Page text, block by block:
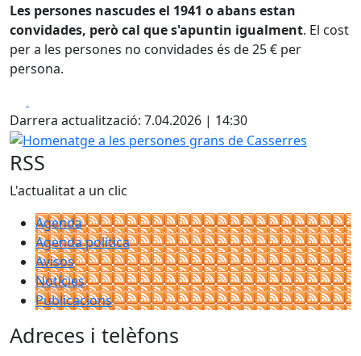
Les persones nascudes el 1941 o abans estan
convidades, però cal que s'apuntin igualment. El cost
per a les persones no convidades és de 25 € per
persona.
Darrera actualització: 7.04.2026 | 14:30
Homenatge a les persones grans de Casserres
RSS
L'actualitat a un clic
Agenda
Agenda política
Avisos
Notícies
Publicacions
Adreces i telèfons